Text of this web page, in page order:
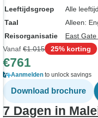
Leeftijdsgroep
Alle
Taal
Alleen:
Reisorganisatie
East
Vanaf €1.015 25% korting
€761
Aanmelden to unlock savings
Download brochure
7 Dagen in